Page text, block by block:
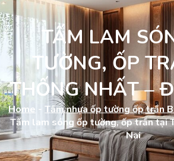
TẤM LAM
TƯỜNG, ỐP
THỐNG NHẤT –
Home - Tấm nhựa ốp tường ốp trần
Tấm lam sóng ốp tường, ốp trần tại
Nai